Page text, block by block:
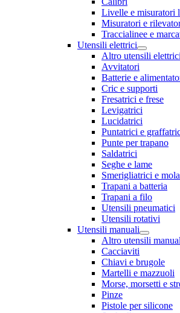
Livelle e misuratori
Misuratori e
Traccialinee e
Utensili elettrici
Altro utensili elettrici
Avvitatori
Batterie e
Cric e supporti
Fresatrici e frese
Levigatrici
Lucidatrici
Puntatrici e
Punte per trapano
Saldatrici
Seghe e lame
Smerigliatrici e
Trapani a batteria
Trapani a filo
Utensili pneumatici
Utensili rotativi
Utensili manuali
Altro utensili
Cacciaviti
Chiavi e brugole
Martelli e mazzuoli
Morse, morsetti e
Pinze
Pistole per silicone